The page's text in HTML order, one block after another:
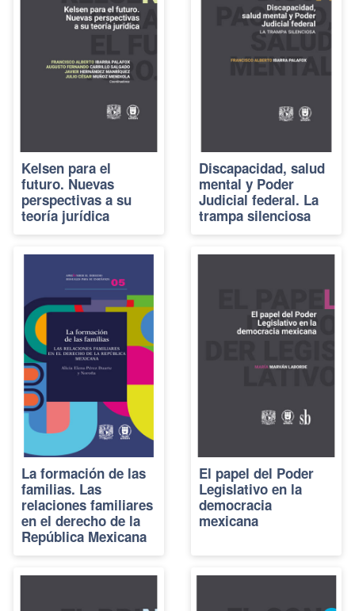
Kelsen para el
futuro. Nuevas
perspectivas a su
teoría jurídica
Discapacidad, salud
mental y Poder
Judicial federal. La
trampa silenciosa
La formación de las
familias. Las
relaciones familiares
en el derecho de la
República Mexicana
El papel del Poder
Legislativo en la
democracia
mexicana